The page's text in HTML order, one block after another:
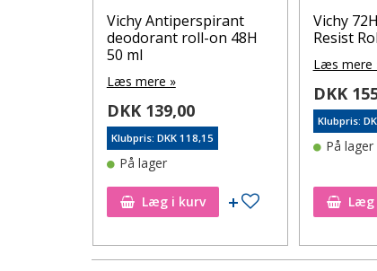
Tilføj til ønskeseddel
Vichy Antiperspirant
deodorant roll-on 48H
50 ml
Læs mere »
DKK 139,00
Klubpris: DKK 118,15
På lager
Læg i kurv Tilføj til ønskeseddel
Vichy
Resist
Læs mere
DKK
Klubpris:
På lager
Læg